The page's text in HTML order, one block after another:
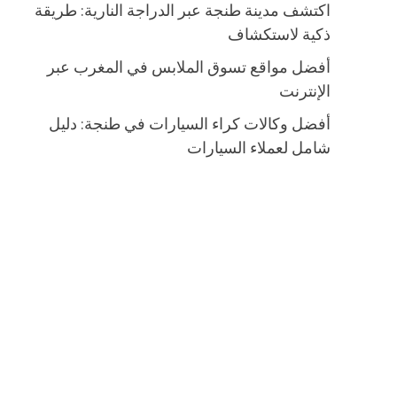
اكتشف مدينة طنجة عبر الدراجة النارية: طريقة
ذكية لاستكشاف
أفضل مواقع تسوق الملابس في المغرب عبر
الإنترنت
أفضل وكالات كراء السيارات في طنجة: دليل
شامل لعملاء السيارات